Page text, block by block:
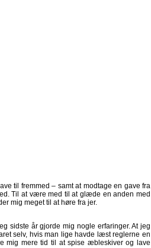
til fremmed – samt at modtage en gave fra
Til at være med til at glæde en anden med
mig meget til at høre fra jer.
sidste år gjorde mig nogle erfaringer. At jeg
selv, hvis man lige havde læst reglerne en
mig mere tid til at spise æbleskiver og lave